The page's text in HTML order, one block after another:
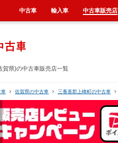
賀県)の中古車販売店一覧
車 佐賀県の中古車 三養基郡上峰町の中古車
中古車 輸入車 中古車販売店